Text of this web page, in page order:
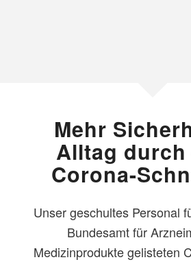
Mehr
Alltag durch
Corona-
Unser geschultes Personal
Bundesamt für
Medizinprodukte gelisteten